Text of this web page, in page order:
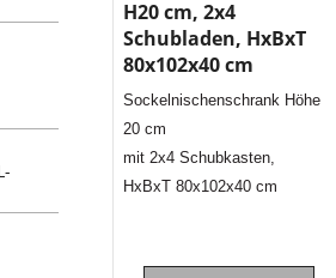
H20 cm, 2x4
Schubladen, HxBxT
80x102x40 cm
Sockelnischenschrank Höhe
20 cm
mit 2x4 Schubkasten,
HxBxT 80x102x40 cm